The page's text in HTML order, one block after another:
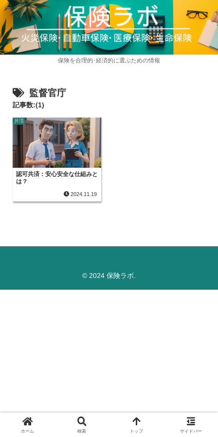
保険を合理的･経済的に選ぶための情報
監督官庁
記事数:(1)
共済
認可共済：安心安全な仕組みと
は？
2024.11.19
© 2024 保険ラボ.
ホーム 検索 トップ サイドバー